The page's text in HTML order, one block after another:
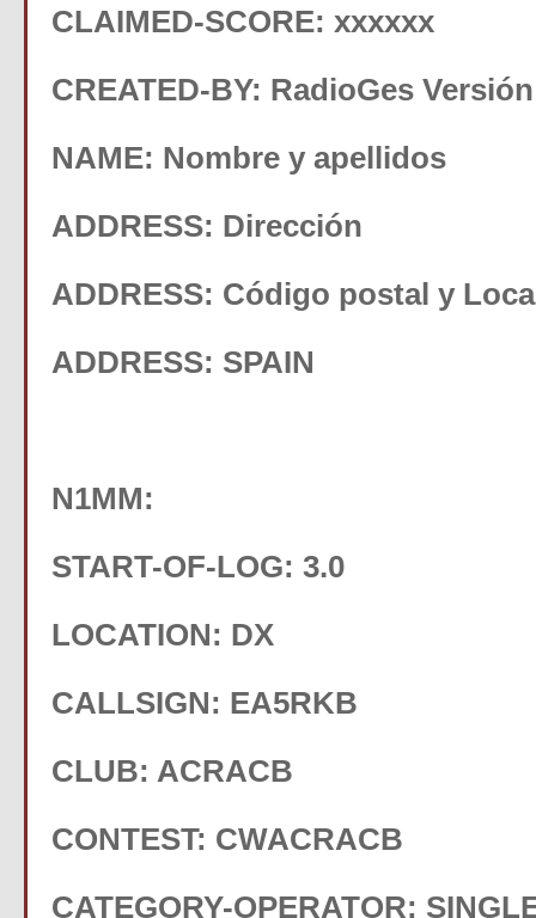
CLAIMED-SCORE: xxxxxx
CREATED-BY: RadioGes
NAME: Nombre y apellidos
ADDRESS: Dirección
ADDRESS: Código postal y
ADDRESS: SPAIN
N1MM:
START-OF-LOG: 3.0
LOCATION: DX
CALLSIGN: EA5RKB
CLUB: ACRACB
CONTEST: CWACRACB
CATEGORY-OPERATOR: